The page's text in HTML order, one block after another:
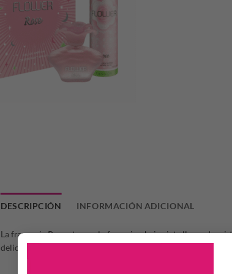
DESCRIPCIÓN INFORMACIÓN ADICIONAL
La fragancia Rose atesora lo femenino bajo siete llaves de
delicado velo integrado por rosas, lilas, frutas dulces, sándalo y